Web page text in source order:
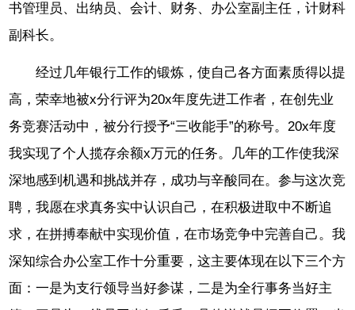
书管理员、出纳员、会计、财务、办公室副主任，计财科
副科长。
经过几年银行工作的锻炼，使自己各方面素质得以提
高，荣幸地被x分行评为20x年度先进工作者，在创先业
务竞赛活动中，被分行授予“三收能手”的称号。20x年度
我实现了个人揽存余额x万元的任务。几年的工作使我深
深地感到机遇和挑战并存，成功与辛酸同在。参与这次竞
聘，我愿在求真务实中认识自己，在积极进取中不断追
求，在拼搏奉献中实现价值，在市场竞争中完善自己。我
深知综合办公室工作十分重要，这主要体现在以下三个方
面：一是为支行领导当好参谋，二是为全行事务当好主